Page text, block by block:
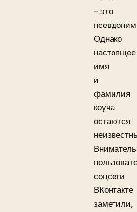
– это
Однако
настоящее
имя
и
фамилия
коуча
остаются
соцсети
ВКонтакте
заметили,